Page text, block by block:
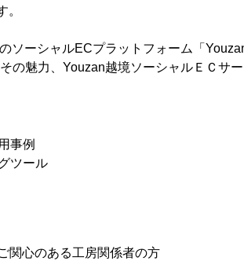
。
ソーシャルECプラットフォーム「
魅力、Youzan越境ソーシャルＥＣサー
事例
ツール
関心のある工房関係者の方